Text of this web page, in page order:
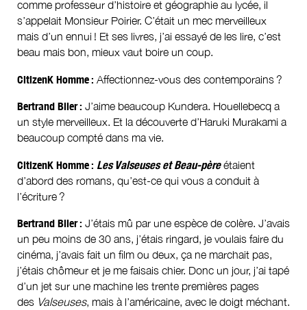
comme professeur d’histoire et géographie au lycée, il
s’appelait Monsieur Poirier. C’était un mec merveilleux
mais d’un ennui ! Et ses livres, j’ai essayé de les lire, c’est
beau mais bon, mieux vaut boire un coup.
CitizenK Homme : Affectionnez-vous des contemporains ?
Bertrand Blier : J’aime beaucoup Kundera. Houellebecq a
un style merveilleux. Et la découverte d’Haruki Murakami a
beaucoup compté dans ma vie.
CitizenK Homme : Les Valseuses et Beau-pèreétaient
d’abord des romans, qu’est-ce qui vous a conduit à
l’écriture ?
Bertrand Blier : J’étais mû par une espèce de colère. J’avais
un peu moins de 30 ans, j’étais ringard, je voulais faire du
cinéma, j’avais fait un film ou deux, ça ne marchait pas,
j’étais chômeur et je me faisais chier. Donc un jour, j’ai tapé
d’un jet sur une machine les trente premières pages
des Valseuses, mais à l’américaine, avec le doigt méchant.